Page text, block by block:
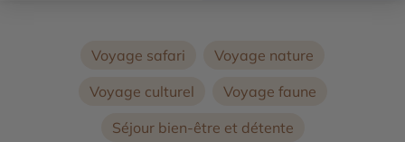
Voyage safari
Voyage nature
Voyage culturel
Voyage faune
Séjour bien-être et détente